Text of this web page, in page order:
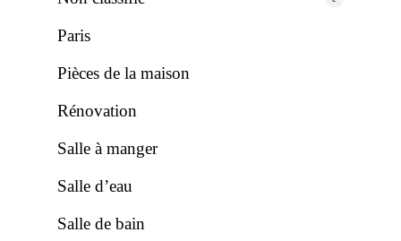
Paris
Pièces de la maison
Rénovation
Salle à manger
Salle d’eau
Salle de bain